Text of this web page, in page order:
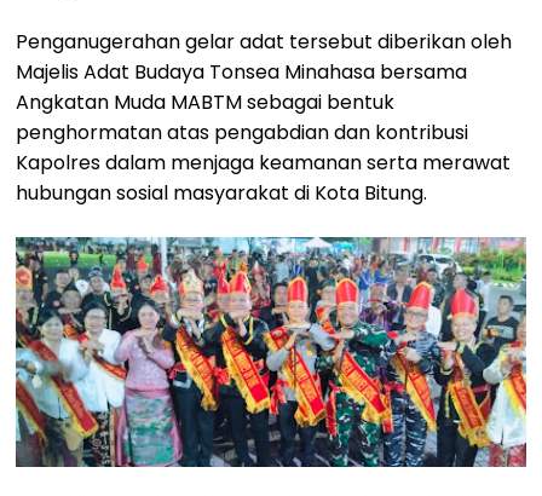
Penganugerahan gelar adat tersebut diberikan oleh
Majelis Adat Budaya Tonsea Minahasa bersama
Angkatan Muda MABTM sebagai bentuk
penghormatan atas pengabdian dan kontribusi
Kapolres dalam menjaga keamanan serta merawat
hubungan sosial masyarakat di Kota Bitung.